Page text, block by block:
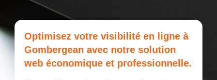
Optimisez votre visibilité en ligne à
Gombergean avec notre solution
web économique et professionnelle.